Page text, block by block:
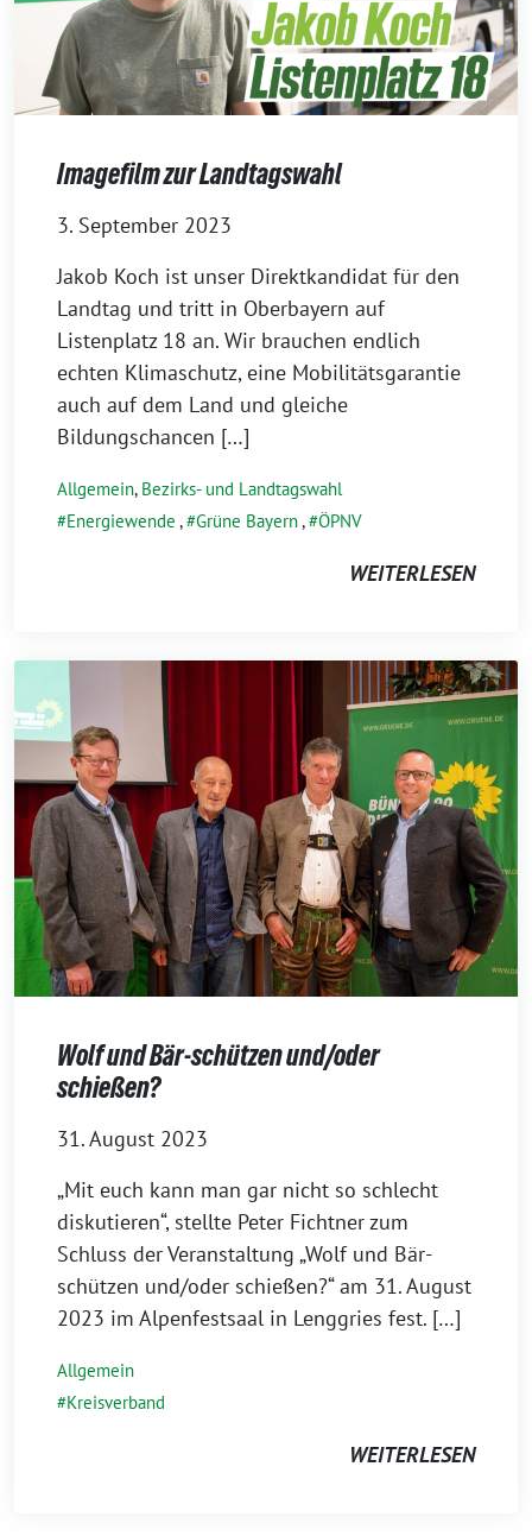
Imagefilm zur Landtagswahl
3. September 2023
Jakob Koch ist unser Direktkandidat für den
Landtag und tritt in Oberbayern auf
Listenplatz 18 an. Wir brauchen endlich
echten Klimaschutz, eine Mobilitätsgarantie
auch auf dem Land und gleiche
Bildungschancen […]
Allgemein, Bezirks- und Landtagswahl
Energiewende , Grüne Bayern, ÖPNV
WEITERLESEN
Wolf und Bär-schützen und/oder
schießen?
31. August 2023
„Mit euch kann man gar nicht so schlecht
diskutieren“, stellte Peter Fichtner zum
Schluss der Veranstaltung „Wolf und Bär-
schützen und/oder schießen?“ am 31. August
2023 im Alpenfestsaal in Lenggries fest. […]
Allgemein
Kreisverband
WEITERLESEN